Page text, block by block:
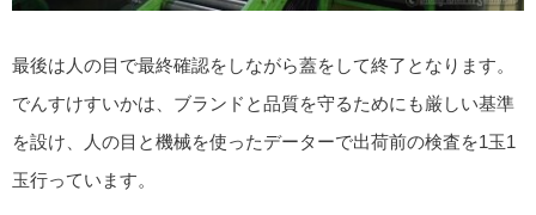
最後は人の目で最終確認をしながら蓋をして終了となります。
でんすけすいかは、ブランドと品質を守るためにも厳しい基準
を設け、人の目と機械を使ったデーターで出荷前の検査を1玉1
玉行っています。